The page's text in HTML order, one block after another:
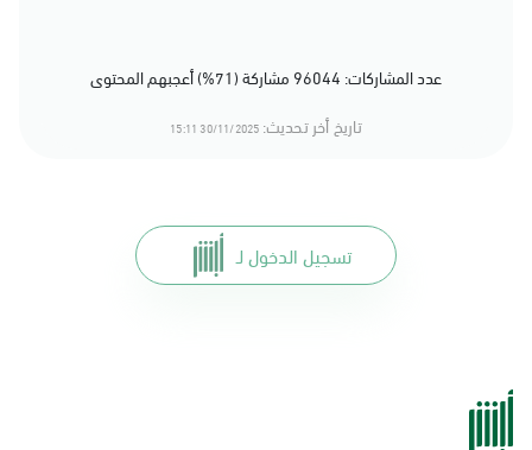
عدد المشاركات: 96044 مشاركة (71%) أعجبهم المحتوى
تاريخ أخر تحديث: 30/11/2025 15:11
تسجيل الدخول لـ